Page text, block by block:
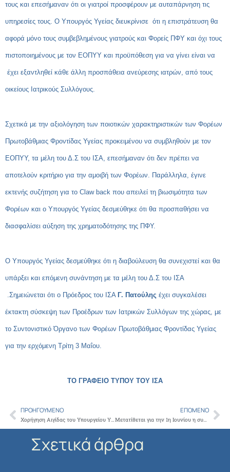
τους και επεσήμαναν ότι οι γιατροί προσφέρουν με αυταπάρνηση τις
υπηρεσίες τους. Ο Υπουργός Υγείας διευκρίνισε ότι η επιστράτευση θα
αφορά μόνο τους συμβεβλημένους γιατρούς και Φορείς ΠΦΥ και όχι τους
πιστοποιημένους με τον ΕΟΠΥΥ και προϋπόθεση για να γίνει είναι να
έχει εξαντληθεί κάθε άλλη προσπάθεια ανεύρεσης ιατρών, από τους
οικείους Ιατρικούς Συλλόγους.
Σχετικά με την αξιολόγηση των ποιοτικών χαρακτηριστικών των Φορέων
Πρωτοβάθμιας Φροντίδας Υγείας προκειμένου να συμβληθούν με τον
ΕΟΠΥΥ, τα μέλη του Δ.Σ του ΙΣΑ, επεσήμαναν ότι δεν πρέπει να
αποτελούν κριτήριο για την αμοιβή των Φορέων. Παράλληλα, έγινε
εκτενής συζήτηση για το Claw back που απειλεί τη βιωσιμότητα των
Φορέων και ο Υπουργός Υγείας δεσμεύθηκε ότι θα προσπαθήσει να
διασφαλίσει αύξηση της χρηματοδότησης της ΠΦΥ.
Ο Υπουργός Υγείας δεσμεύθηκε ότι η διαβούλευση θα συνεχιστεί και θα
υπάρξει και επόμενη συνάντηση με τα μέλη του Δ.Σ του ΙΣΑ
.Σημειώνεται ότι ο Πρόεδρος του ΙΣΑ Γ. Πατούλης έχει συγκαλέσει
έκτακτη σύσκεψη των Προέδρων των Ιατρικών Συλλόγων της χώρας, με
το Συντονιστικό Όργανο των Φορέων Πρωτοβάθμιας Φροντίδας Υγείας
για την ερχόμενη Τρίτη 3 Μαΐου.
ΤΟ ΓΡΑΦΕΙΟ ΤΥΠΟΥ ΤΟΥ ΙΣΑ
Prev
ΠΡΟΗΓΟΎΜΕΝΟ
Χορήγηση Αιγίδας του Υπουργείου Υγείας στην Ημερίδα με θέμα: «Το παιδί της διαβητικής μητέρας στο φως της νέας γνώσης» που διοργανώνεται από τη Νεογνολογική Κλινική ΕΚΠΑ, Αρεταίειο Νοσοκομείο
ΕΠΌΜΕΝΟ
Μετατίθεται για την 1η Ιουνίου η συνταγογράφηση στους ανασφάλιστους πολίτες από δημόσιες δομές
Σχετικά άρθρα